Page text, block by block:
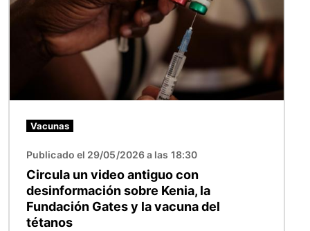
Vacunas
Publicado el 29/05/2026 a las 18:30
Circula un video antiguo con
desinformación sobre Kenia, la
Fundación Gates y la vacuna del
tétanos